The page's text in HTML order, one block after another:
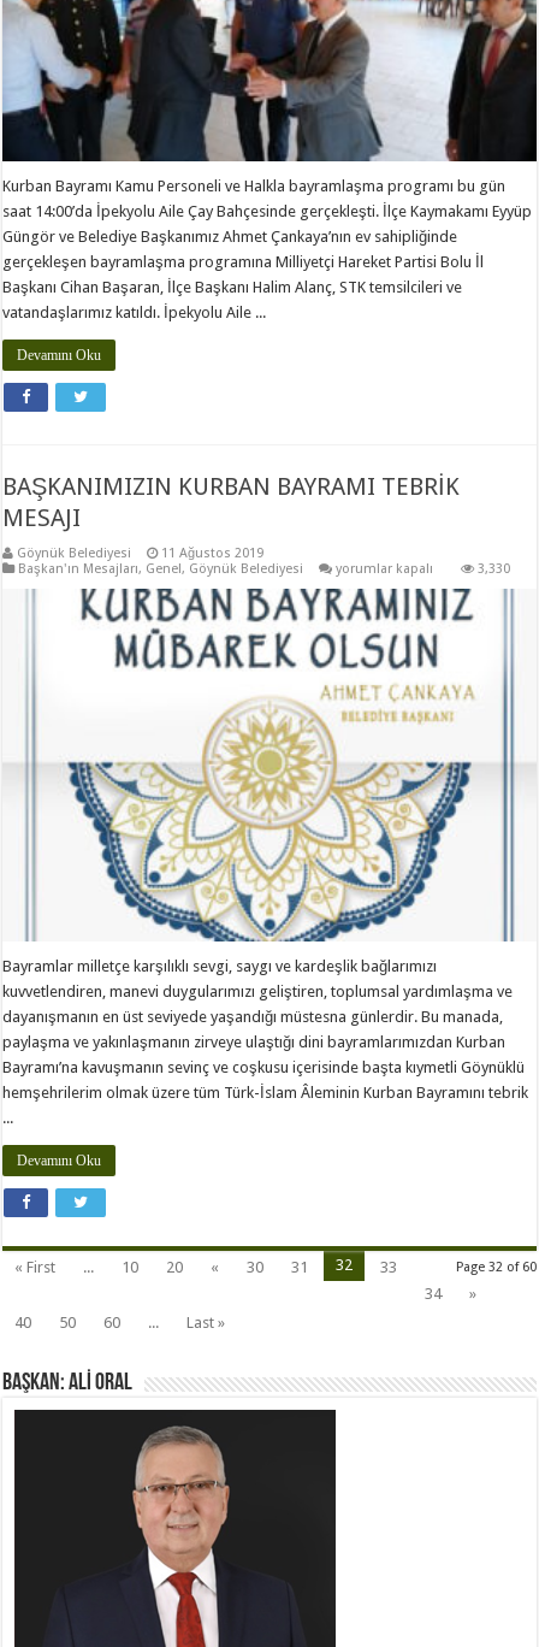
Kurban Bayramı Kamu Personeli ve Halkla bayramlaşma programı bu gün
saat 14:00’da İpekyolu Aile Çay Bahçesinde gerçekleşti. İlçe Kaymakamı Eyyüp
Güngör ve Belediye Başkanımız Ahmet Çankaya’nın ev sahipliğinde
gerçekleşen bayramlaşma programına Milliyetçi Hareket Partisi Bolu İl
Başkanı Cihan Başaran, İlçe Başkanı Halim Alanç, STK temsilcileri ve
vatandaşlarımız katıldı. İpekyolu Aile ...
Devamını Oku
BAŞKANIMIZIN KURBAN BAYRAMI TEBRİK
MESAJI
Göynük Belediyesi
11 Ağustos 2019
Başkan'ın Mesajları, Genel, Göynük Belediyesi
BAŞKANIMIZIN
BAYRAMI
TEBRİK
MESAJI
için
yorumlar kapalı 3,330
Bayramlar milletçe karşılıklı sevgi, saygı ve kardeşlik bağlarımızı
kuvvetlendiren, manevi duygularımızı geliştiren, toplumsal yardımlaşma ve
dayanışmanın en üst seviyede yaşandığı müstesna günlerdir. Bu manada,
paylaşma ve yakınlaşmanın zirveye ulaştığı dini bayramlarımızdan Kurban
Bayramı’na kavuşmanın sevinç ve coşkusu içerisinde başta kıymetli Göynüklü
hemşehrilerim olmak üzere tüm Türk-İslam Âleminin Kurban Bayramını tebrik
...
Devamını Oku
Page 32 of 60
« First ... 10 20 « 30 31 32
33
34
»
40
50 60 ... Last »
BAŞKAN: ALİ ORAL